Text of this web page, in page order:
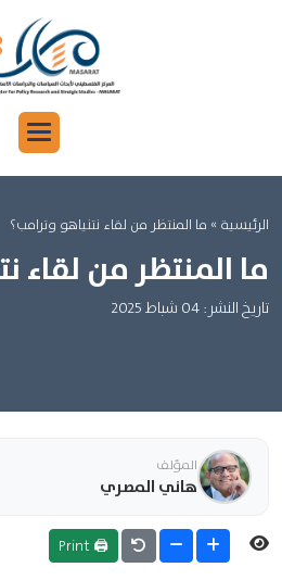
الرئيسية » ما المنتظر من لقاء نتنياهو وترامب؟
ما المنتظر من لقاء
تاريخ النشر: 04 شباط 2025
المؤلف
هاني المصري
🖨 Print